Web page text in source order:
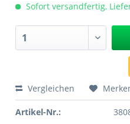
Sofort versandfertig,
Vergleichen
Artikel-Nr.: